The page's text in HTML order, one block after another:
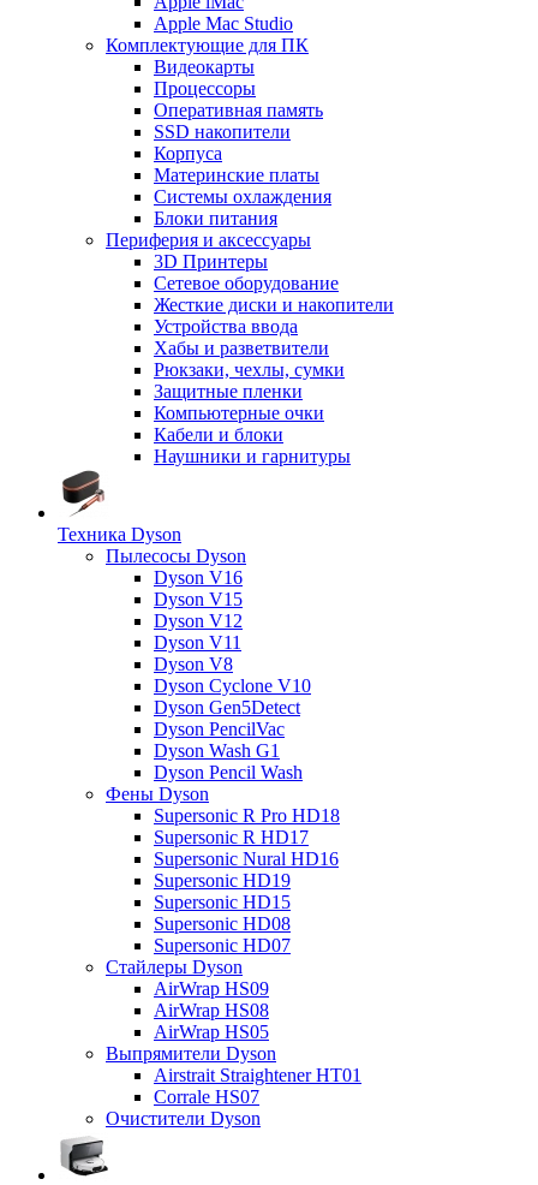
Apple Mac Studio
Комплектующие для ПК
Видеокарты
Процессоры
Оперативная память
SSD накопители
Корпуса
Материнские платы
Системы охлаждения
Блоки питания
Периферия и аксессуары
3D Принтеры
Сетевое оборудование
Жесткие диски и накопители
Устройства ввода
Хабы и разветвители
Рюкзаки, чехлы, сумки
Защитные пленки
Компьютерные очки
Кабели и блоки
Наушники и гарнитуры
Техника Dyson
Пылесосы Dyson
Dyson V16
Dyson V15
Dyson V12
Dyson V11
Dyson V8
Dyson Cyclone V10
Dyson Gen5Detect
Dyson PencilVac
Dyson Wash G1
Dyson Pencil Wash
Фены Dyson
Supersonic R Pro HD18
Supersonic R HD17
Supersonic Nural HD16
Supersonic HD19
Supersonic HD15
Supersonic HD08
Supersonic HD07
Стайлеры Dyson
AirWrap HS09
AirWrap HS08
AirWrap HS05
Выпрямители Dyson
Airstrait Straightener HT01
Corrale HS07
Очистители Dyson